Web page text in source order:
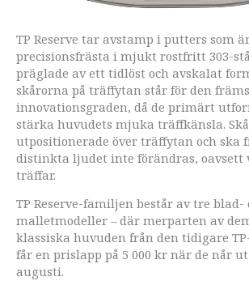
TP Reserve tar avstamp i putters som
precisionsfrästa i mjukt rostfritt 303-
präglade av ett tidlöst och avskalat
skårorna på träffytan står för den
innovationsgraden, då de primärt
stärka huvudets mjuka träffkänsla.
utpositionerade över träffytan och ska
distinkta ljudet inte förändras, oavsett
träffar.
TP Reserve-familjen består av tre blad-
malletmodeller – där merparten av
klassiska huvuden från den tidigare
får en prislapp på 5 000 kr när de når
augusti.